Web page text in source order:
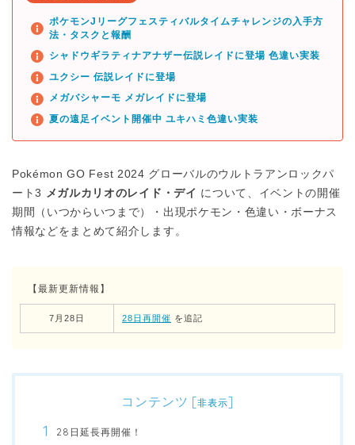
ポケモンJリーグフェスティバルタイムチャレンジの入手方
法・タスクと報酬
シャドウギラティナアナザー伝説レイドに登場 色違い実装
ユクシー 伝説レイドに登場
メガバシャーモ メガレイドに登場
夏の遠足イベント開催中 ユキハミ色違い実装
Pokémon GO Fest 2024 グローバルのウルトラアンロックパ
ート3
メガルカリオのレイド・デイ について、イベントの開催
期間（いつからいつまで）・出現ポケモン・色違い・ボーナス
情報などをまとめて紹介します。
【最新更新情報】
7月28日 28日再開催 を追記
コンテンツ [非表示]
28日延長再開催！